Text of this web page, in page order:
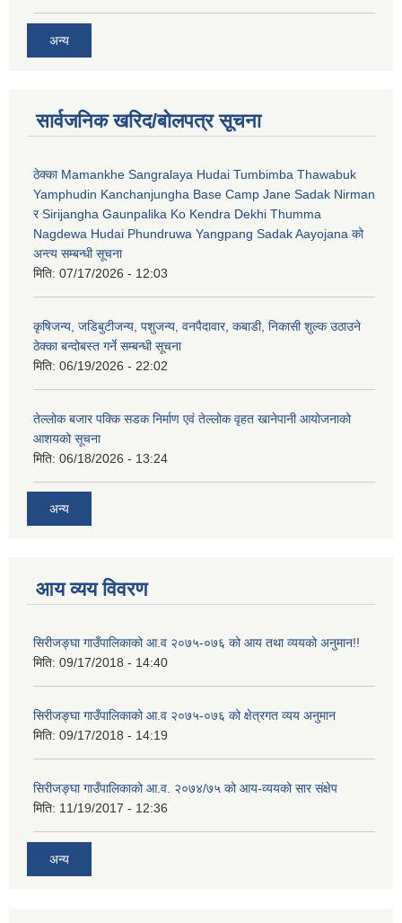
अन्य
सार्वजनिक खरिद/बोलपत्र सूचना
ठेक्का Mamankhe Sangralaya Hudai Tumbimba Thawabuk
Yamphudin Kanchanjungha Base Camp Jane Sadak Nirman
र Sirijangha Gaunpalika Ko Kendra Dekhi Thumma
Nagdewa Hudai Phundruwa Yangpang Sadak Aayojana को
अन्त्य सम्बन्धी सूचना
मिति: 07/17/2026 - 12:03
कृषिजन्य, जडिबुटीजन्य, पशुजन्य, वनपैदावार, कबाडी, निकासी शुल्क उठाउने
ठेक्का बन्दोबस्त गर्ने सम्बन्धी सूचना
मिति: 06/19/2026 - 22:02
तेल्लोक बजार पक्कि सडक निर्माण एवं तेल्लोक वृहत खानेपानी आयोजनाको
आशयको सूचना
मिति: 06/18/2026 - 13:24
अन्य
आय व्यय विवरण
सिरीजङ्घा गाउँपालिकाको आ.व २०७५-०७६ को आय तथा व्ययको अनुमान!!
मिति: 09/17/2018 - 14:40
सिरीजङ्घा गाउँपालिकाको आ.व २०७५-०७६ को क्षेत्रगत व्यय अनुमान
मिति: 09/17/2018 - 14:19
सिरीजङ्घा गाउँपालिकाको आ.व. २०७४/७५ को आय-व्ययको सार संक्षेप
मिति: 11/19/2017 - 12:36
अन्य